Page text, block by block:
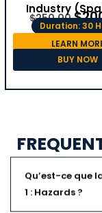
Industry
$250.00 $
Duration: 30
LEARN
BUY NOW
Qu’est-ce que
1 : Hazards ?